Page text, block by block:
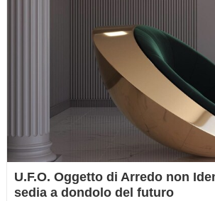
U.F.O. Oggetto di Arredo non
sedia a dondolo del futuro